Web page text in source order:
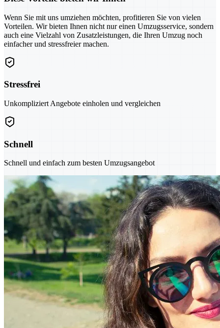
Wenn Sie mit uns umziehen möchten, profitieren Sie von vielen
Vorteilen. Wir bieten Ihnen nicht nur einen Umzugsservice, sondern
auch eine Vielzahl von Zusatzleistungen, die Ihren Umzug noch
einfacher und stressfreier machen.
Stressfrei
Unkompliziert Angebote einholen und vergleichen
Schnell
Schnell und einfach zum besten Umzugsangebot